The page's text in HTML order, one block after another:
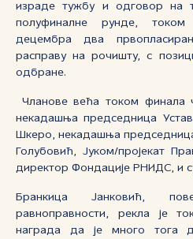
израде тужбу и одговор на
полуфиналне рунде,
децембра два
расправу на рочишту, с
одбране.
Чланове већа током финала
некадашња председница
Шкеро, некадашња
Голубовић, Јуком/пројекат
директор Фондације РНИДС, и
Бранкица Јанковић,
равноправности, рекла је
награда да је много тога